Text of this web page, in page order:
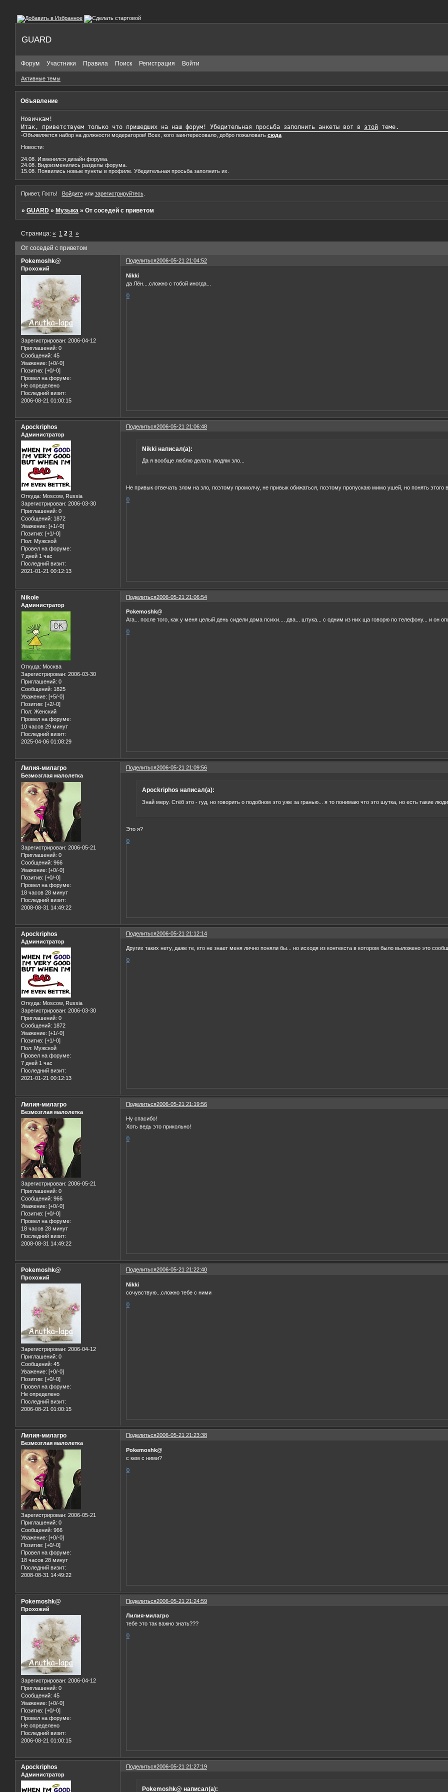
GUARD
Форум Участники Правила Поиск Регистрация Войти
Активные темы
Объявление
Новичкам!
Итак, приветствуем только что пришедших на наш форум! Убедительная просьба заполнить анкеты вот в этой
-Объявляется набор на должности модераторов! Всех, кого заинтересовало, добро пожаловать сюда
Новости:
24.08. Изменился дизайн форума.
24.08. Видоизменились разделы форума.
15.08. Появились новые пункты в профиле. Убедительная просьба заполнить их.
Привет, Гость! Войдитеили зарегистрируйтесь.
»GUARD » Музыка »От соседей с приветом
От соседей с приветом
Страница:« 1 2 3 »
Поделиться2006-05-21 21:04:52
Pokemoshk@
Прохожий
Зарегистрирован: 2006-04-12
Приглашений: 0
Сообщений: 45
Уважение: [+0/-0]
Позитив: [+0/-0]
Провел на форуме:
Не определено
Последний визит:
2006-08-21 01:00:15
Nikki
да Лён....сложно с тобой иногда...
0
Поделиться2006-05-21 21:06:48
Apockriphos
Администратор
Откуда: Moscow, Russia
Зарегистрирован: 2006-03-30
Приглашений: 0
Сообщений: 1872
Уважение: [+1/-0]
Позитив: [+1/-0]
Пол: Мужской
Провел на форуме:
7 дней 1 час
Последний визит:
2021-01-21 00:12:13
Nikki написал(а):
Да я вообще люблю делать людям зло...
Не привык отвечать злом на зло, поэтому промолчу, не привык обижаться, поэтому пропускаю мимо ушей, но понять этого
0
Поделиться2006-05-21 21:06:54
Nikole
Администратор
Откуда: Москва
Зарегистрирован: 2006-03-30
Приглашений: 0
Сообщений: 1825
Уважение: [+5/-0]
Позитив: [+2/-0]
Пол: Женский
Провел на форуме:
10 часов 29 минут
Последний визит:
2025-04-06 01:08:29
Pokemoshk@
Ага... после того, как у меня целый день сидели дома психи.... два... штука... с одним из них ща говорю по телефону...
0
Поделиться2006-05-21 21:09:56
Лилия-милагро
Безмозглая малолетка
Зарегистрирован: 2006-05-21
Приглашений: 0
Сообщений: 966
Уважение: [+0/-0]
Позитив: [+0/-0]
Провел на форуме:
18 часов 28 минут
Последний визит:
2008-08-31 14:49:22
Apockriphos написал(а):
Знай меру. Стёб это - гуд, но говорить о подобном это уже за гранью... я то понимаю что это шутка, но есть такие
Это я?
0
Поделиться2006-05-21 21:12:14
Apockriphos
Администратор
Откуда: Moscow, Russia
Зарегистрирован: 2006-03-30
Приглашений: 0
Сообщений: 1872
Уважение: [+1/-0]
Позитив: [+1/-0]
Пол: Мужской
Провел на форуме:
7 дней 1 час
Последний визит:
2021-01-21 00:12:13
Других таких нету, даже те, кто не знает меня лично поняли бы... но исходя из контекста в котором было выложено это
0
Поделиться2006-05-21 21:19:56
Лилия-милагро
Безмозглая малолетка
Зарегистрирован: 2006-05-21
Приглашений: 0
Сообщений: 966
Уважение: [+0/-0]
Позитив: [+0/-0]
Провел на форуме:
18 часов 28 минут
Последний визит:
2008-08-31 14:49:22
Ну спасибо!
Хоть ведь это прикольно!
0
Поделиться2006-05-21 21:22:40
Pokemoshk@
Прохожий
Зарегистрирован: 2006-04-12
Приглашений: 0
Сообщений: 45
Уважение: [+0/-0]
Позитив: [+0/-0]
Провел на форуме:
Не определено
Последний визит:
2006-08-21 01:00:15
Nikki
сочувствую...сложно тебе с ними
0
Поделиться2006-05-21 21:23:38
Лилия-милагро
Безмозглая малолетка
Зарегистрирован: 2006-05-21
Приглашений: 0
Сообщений: 966
Уважение: [+0/-0]
Позитив: [+0/-0]
Провел на форуме:
18 часов 28 минут
Последний визит:
2008-08-31 14:49:22
Pokemoshk@
с кем с ними?
0
Поделиться2006-05-21 21:24:59
Pokemoshk@
Прохожий
Зарегистрирован: 2006-04-12
Приглашений: 0
Сообщений: 45
Уважение: [+0/-0]
Позитив: [+0/-0]
Провел на форуме:
Не определено
Последний визит:
2006-08-21 01:00:15
Лилия-милагро
тебе это так важно знать???
0
Поделиться2006-05-21 21:27:19
Apockriphos
Администратор
Pokemoshk@ написал(а):